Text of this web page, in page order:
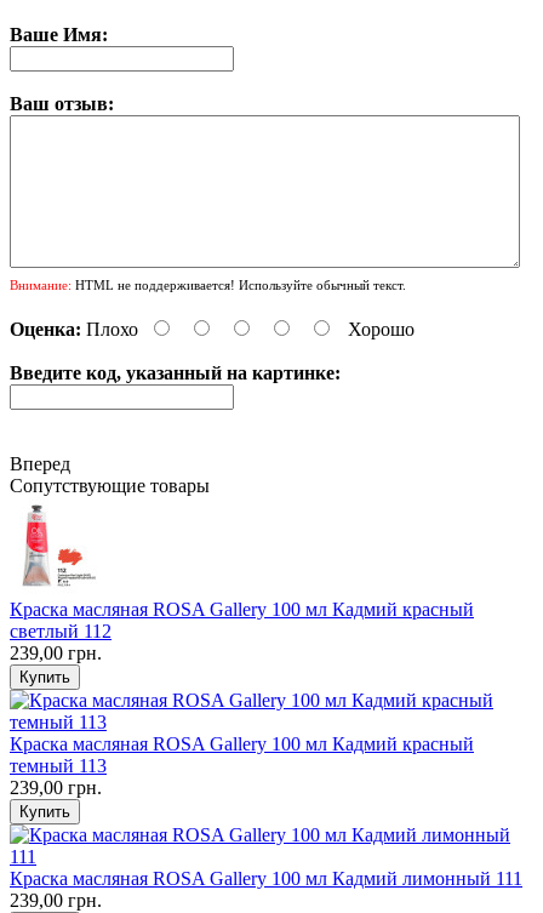
Ваше Имя:
Ваш отзыв:
Внимание: HTML не поддерживается! Используйте обычный текст.
Оценка: Плохо Хорошо
Введите код, указанный на картинке:
Вперед
Сопутствующие товары
Краска масляная ROSA Gallery 100 мл Кадмий красный
светлый 112
239,00 грн.
Краска масляная ROSA Gallery 100 мл Кадмий красный
темный 113
239,00 грн.
Краска масляная ROSA Gallery 100 мл Кадмий лимонный 111
239,00 грн.